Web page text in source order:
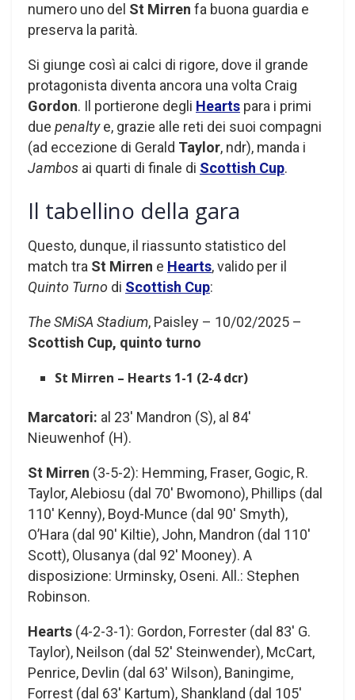
numero uno del St Mirren fa buona guardia e
preserva la parità.
Si giunge così ai calci di rigore, dove il grande
protagonista diventa ancora una volta Craig
Gordon. Il portierone degli Hearts para i primi
due penaltye, grazie alle reti dei suoi compagni
(ad eccezione di Gerald Taylor, ndr), manda i
Jambos ai quarti di finale di Scottish Cup.
Il tabellino della gara
Questo, dunque, il riassunto statistico del
match tra St Mirren e Hearts, valido per il
Quinto Turno di Scottish Cup:
The SMiSA Stadium, Paisley – 10/02/2025 –
Scottish Cup, quinto turno
St Mirren – Hearts 1-1 (2-4 dcr)
Marcatori: al 23′ Mandron (S), al 84′
Nieuwenhof (H).
St Mirren (3-5-2): Hemming, Fraser, Gogic, R.
Taylor, Alebiosu (dal 70′ Bwomono), Phillips (dal
110′ Kenny), Boyd-Munce (dal 90′ Smyth),
O’Hara (dal 90′ Kiltie), John, Mandron (dal 110′
Scott), Olusanya (dal 92′ Mooney). A
disposizione: Urminsky, Oseni. All.: Stephen
Robinson.
Hearts (4-2-3-1): Gordon, Forrester (dal 83′ G.
Taylor), Neilson (dal 52′ Steinwender), McCart,
Penrice, Devlin (dal 63′ Wilson), Baningime,
Forrest (dal 63′ Kartum), Shankland (dal 105′